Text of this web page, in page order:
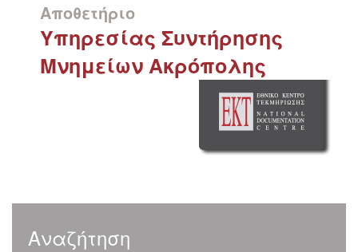
Αποθετήριο
Υπηρεσίας Συντήρησης
Μνημείων Ακρόπολης
Αναζήτηση